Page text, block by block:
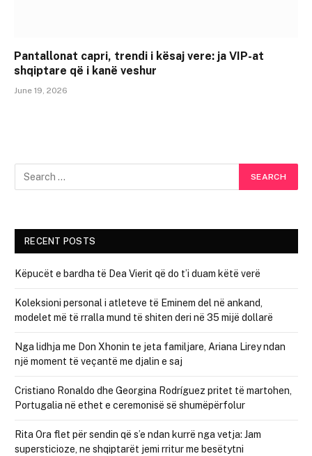
Pantallonat capri, trendi i kësaj vere: ja VIP-at
shqiptare që i kanë veshur
June 19, 2026
RECENT POSTS
Këpucët e bardha të Dea Vierit që do t’i duam këtë verë
Koleksioni personal i atleteve të Eminem del në ankand,
modelet më të rralla mund të shiten deri në 35 mijë dollarë
Nga lidhja me Don Xhonin te jeta familjare, Ariana Lirey ndan
një moment të veçantë me djalin e saj
Cristiano Ronaldo dhe Georgina Rodríguez pritet të martohen,
Portugalia në ethet e ceremonisë së shumëpërfolur
Rita Ora flet për sendin që s’e ndan kurrë nga vetja: Jam
supersticioze, ne shqiptarët jemi rritur me besëtytni